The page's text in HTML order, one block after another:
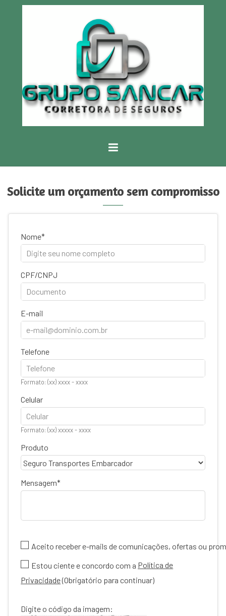
Solicite um orçamento sem compromisso
Nome
CPF/CNPJ
E-mail
Telefone
Formato: (xx) xxxx - xxxx
Celular
Formato: (xx) xxxxx - xxxx
Produto
Mensagem
Aceito receber e-mails de comunicações, ofertas ou
Estou ciente e concordo com a Política de
Privacidade(Obrigatório para continuar)
Digite o código da imagem: